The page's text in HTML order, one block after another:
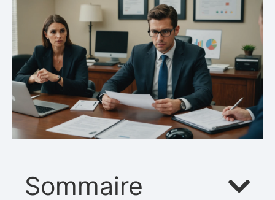
Sommaire